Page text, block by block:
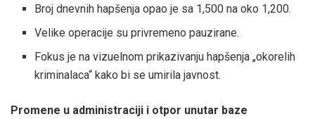
Broj dnevnih hapšenja opao je sa 1,500 na oko 1,200.
Velike operacije su privremeno pauzirane.
Fokus je na vizuelnom prikazivanju hapšenja „okorelih
kriminalaca“ kako bi se umirila javnost.
Promene u administraciji i otpor unutar baze